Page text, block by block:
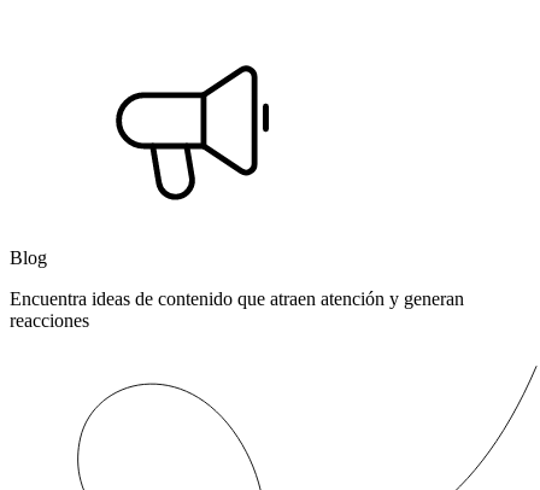
Blog
Encuentra ideas de contenido que atraen atención y generan
reacciones